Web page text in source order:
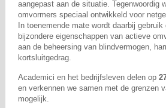
aangepast aan de situatie. Tegenwoordig
omvormers speciaal ontwikkeld voor
In toenemende mate wordt daarbij
bijzondere eigenschappen van actieve
aan de beheersing van blindvermogen,
kortsluitgedrag.
Academici en het bedrijfsleven delen op
en verkennen we samen met de grenzen
mogelijk.